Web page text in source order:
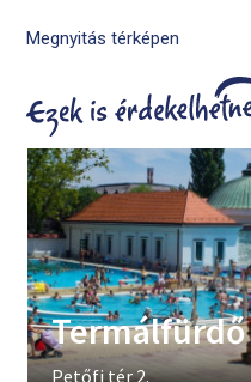
Megnyitás térképen
Termálfürdő
Petőfi tér 2.